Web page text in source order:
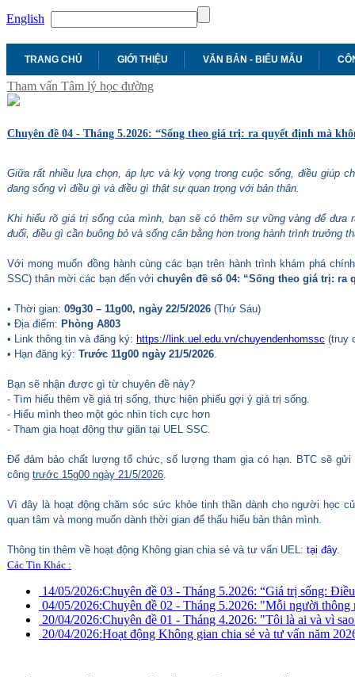
English
TRANG CHỦ GIỚI THIỆU VĂN BẢN - BIỂU MẪU
Tham vấn Tâm lý học đường
Chuyên đề 04 - Tháng 5.2026: “Sống theo giá trị: ra quyết định mà
Giữa rất nhiều lựa chọn, áp lực và kỳ vọng trong cuộc sống, điều giúp
đang sống vì điều gì và điều gì thật sự quan trọng với bản thân.
Khi hiểu rõ giá trị sống của mình, bạn sẽ có thêm sự vững vàng để đưa
đuổi, điều gì cần buông bỏ và sống cân bằng hơn trong hành trình trưởng
Với mong muốn đồng hành cùng các bạn trên hành trình khám phá
SSC) thân mời các bạn đến với chuyên đề số 04: “Sống theo giá trị: ra
• Thời gian: 09g30 – 11g00, ngày 22/5/2026 (Thứ Sáu)
• Địa điểm: Phòng A803
• Link thông tin và đăng ký: https://link.uel.edu.vn/chuyendenhomssc (truy
• Hạn đăng ký: Trước 11g00 ngày 21/5/2026
Bạn sẽ nhận được gì từ chuyên đề này?
- Tìm hiểu thêm về giá trị sống, thực hiện phiếu gợi ý giá trị sống.
- Hiểu mình theo một góc nhìn tích cực hơn
- Tham gia hoạt động thư giãn tại UEL SSC.
Để đảm bảo chất lượng tổ chức, số lượng tham gia có hạn. BTC sẽ gửi
công trước 15g00 ngày 21/5/2026
Vì đây là hoạt động chăm sóc sức khỏe tinh thần dành cho người học
quan tâm và mong muốn dành thời gian để thấu hiểu bản thân mình.
Thông tin thêm về hoạt động Không gian chia sẻ và tư vấn UEL: tại đây.
Các Tin Khác :
14/05/2026:Chuyên đề 03 - Tháng 5.2026: “Giá trị sống:
04/05/2026:Chuyên đề 02 - Tháng 5.2026: "Mỗi người thông
20/04/2026:Chuyên đề 01 - Tháng 4.2026: "Tôi là ai và vì
20/04/2026:Hoạt động Không gian chia sẻ và tư vấn năm